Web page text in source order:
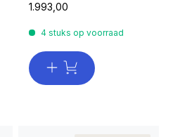
1.993,00
4 stuks op voorraad